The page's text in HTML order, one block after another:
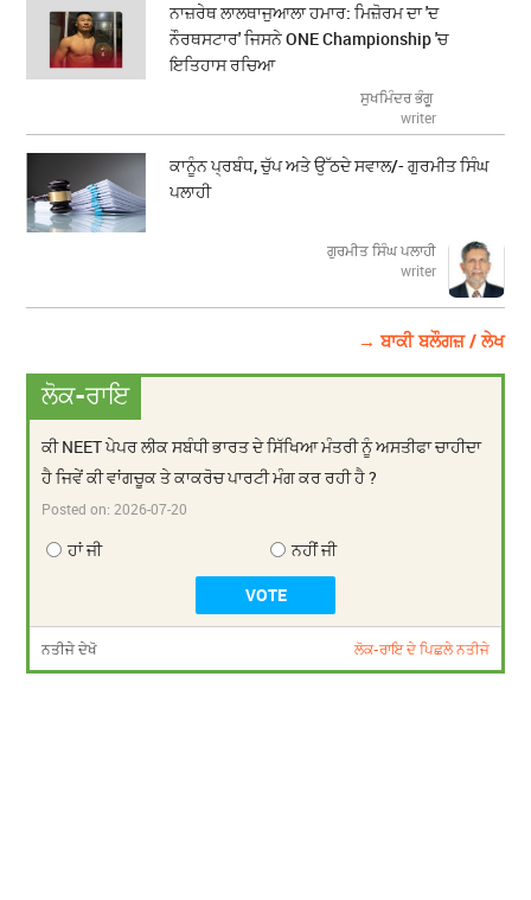
ਨਾਜ਼ਰੇਥ ਲਾਲਥਾਜੁਆਲਾ ਹਮਾਰ: ਮਿਜ਼ੋਰਮ ਦਾ 'ਦ
ਨੌਰਥਸਟਾਰ' ਜਿਸਨੇ ONE Championship 'ਚ
ਇਤਿਹਾਸ ਰਚਿਆ
ਸੁਖਮਿੰਦਰ ਭੰਗੂ
writer
ਕਾਨੂੰਨ ਪ੍ਰਬੰਧ, ਚੁੱਪ ਅਤੇ ਉੱਠਦੇ ਸਵਾਲ/- ਗੁਰਮੀਤ ਸਿੰਘ
ਪਲਾਹੀ
ਗੁਰਮੀਤ ਸਿੰਘ ਪਲਾਹੀ
writer
→ ਬਾਕੀ ਬਲੌਗਜ਼ / ਲੇਖ
ਲੋਕ-ਰਾਇ
ਕੀ NEET ਪੇਪਰ ਲੀਕ ਸਬੰਧੀ ਭਾਰਤ ਦੇ ਸਿੱਖਿਆ ਮੰਤਰੀ ਨੂੰ ਅਸਤੀਫਾ ਚਾਹੀਦਾ
ਹੈ ਜਿਵੇਂ ਕੀ ਵਾਂਗਚੂਕ ਤੇ ਕਾਕਰੋਚ ਪਾਰਟੀ ਮੰਗ ਕਰ ਰਹੀ ਹੈ ?
Posted on:2026-07-20
ਹਾਂ ਜੀ ਨਹੀਂ ਜੀ
ਨਤੀਜੇ ਦੇਖੋ ਲੋਕ-ਰਾਇ ਦੇ ਪਿਛਲੇ ਨਤੀਜੇ